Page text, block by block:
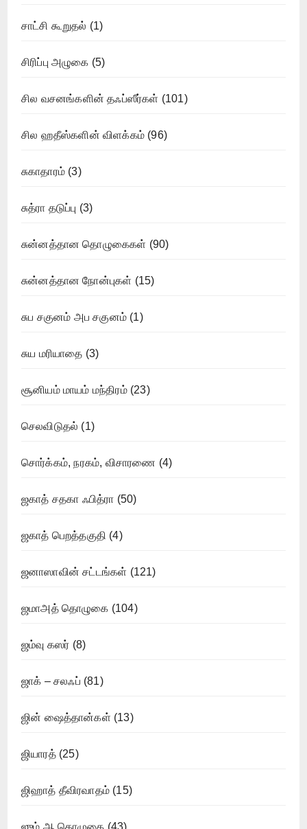
சாட்சி கூறுதல் (1)
சிரிப்பு அழுகை (5)
சில வசனங்களின் தஃப்ஸீர்கள் (101)
சில ஹதீஸ்களின் விளக்கம் (96)
சுகாதாரம் (3)
சுத்ரா தடுப்பு (3)
சுன்னத்தான தொழுகைகள் (90)
சுன்னத்தான நோன்புகள் (15)
சுப சகுனம் அப சகுனம் (1)
சுய மரியாதை (3)
சூனியம் மாயம் மந்திரம்(23)
செலவிடுதல் (1)
சொர்க்கம், நரகம், விசாரணை (4)
ஜகாத் சதகா ஃபித்ரா (50)
ஜகாத் பெறத்தகுதி (4)
ஜனாஸாவின் சட்டங்கள் (121)
ஜமாஅத் தொழுகை (104)
ஜம்வு கஸர் (8)
ஜாக் – சலஃப் (81)
ஜின் ஷைத்தான்கள் (13)
ஜியாரத்(25)
ஜிஹாத் தீவிரவாதம் (15)
ஜும் ஆ தொழுகை (43)